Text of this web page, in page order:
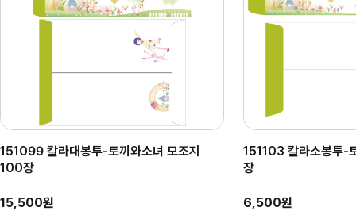
151099 칼라대봉투-토끼와소녀 모조지
100장
15,500원
151103 칼라소봉투-
장
6,500원